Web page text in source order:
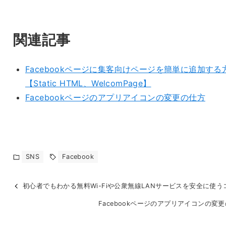
関連記事
Facebookページに集客向けページを簡単に追加する
【Static HTML、WelcomPage】
Facebookページのアプリアイコンの変更の仕方
SNS Facebook
初心者でもわかる無料Wi-Fiや公衆無線LANサービスを安全に使う
Facebookページのアプリアイコンの変